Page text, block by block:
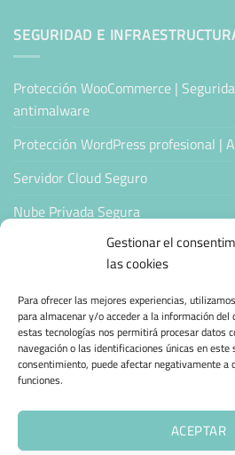
Gestionar el
las cookies
Para ofrecer las mejores experiencias,
para almacenar y/o acceder a la información
estas tecnologías nos permitirá procesar datos
navegación o las identificaciones únicas en
consentimiento, puede afectar negativamente
funciones.
ACEPTAR
SEGURIDAD E
Protección WooCommerce |
antimalware
Protección WordPress profesional |
Servidor Cloud Seguro
Nube Privada Segura
CONFIANZA & ESPECIALIZACIÓN
Sello de Confianza
Empresas Verificadas +100
Migración desde otro proveedor
Hosting ecológico + IA
Hosting Empresarial 360